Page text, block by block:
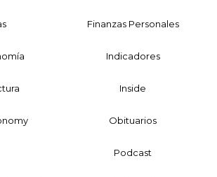
Finanzas Personales
Indicadores
Inside
Obituarios
Podcast